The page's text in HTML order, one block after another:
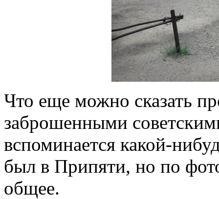
Что еще можно сказать
заброшенными
вспоминается какой-
был в Припяти, но по
общее.